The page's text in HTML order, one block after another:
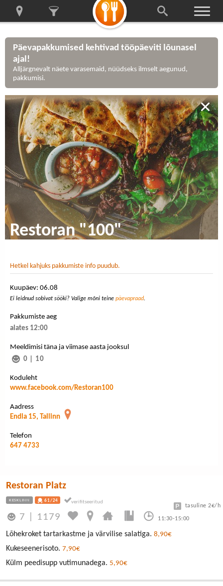
Päevapakkumised kehtivad tööpäeviti lõunasel
ajal!
Alljärgnevalt näete varasemaid, nüüdseks ilmselt aegunud,
pakkumisi.
Restoran "100"
Hetkel kahjuks pakkumiste info puudub.
Kuupäev: 06.08
Ei leidnud sobivat sööki? Valige mõni teine päevapraad.
Pakkumiste aeg
alates 12:00
Meeldimisi täna ja viimase aasta jooksul
0
10
Koduleht
www.facebook.com/Restoran100
Aadress
Endla 15, Tallinn
Telefon
647 4733
Restoran Platz
KESKLINN 61/24
7 1179 11:30-15:00
tasuline 2€/h
Lõhekroket tartarkastme ja värvilise salatiga. 8,90€
Kukeseenerisoto. 7,90€
Külm peedisupp vutimunadega. 5,90€